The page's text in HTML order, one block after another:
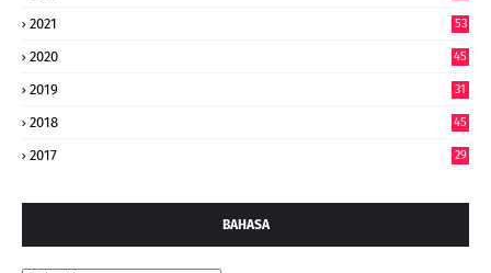
2021 53
2020 45
2019 31
2018 45
2017 29
BAHASA